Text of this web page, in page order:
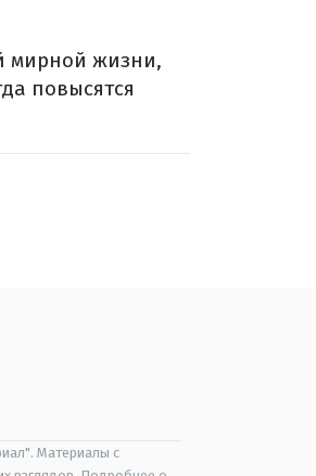
мирной жизни,
повысятся
Материалы с